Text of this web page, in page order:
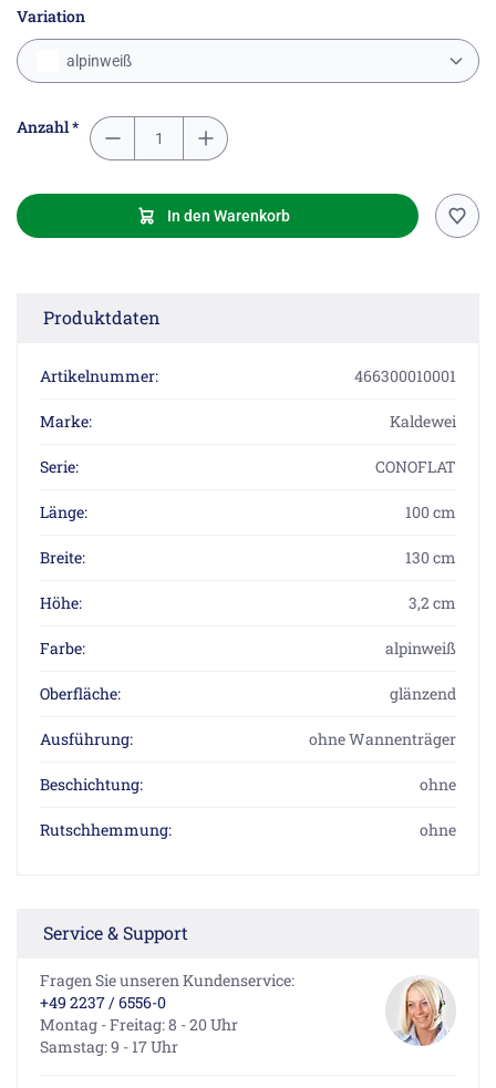
Variation
alpinweiß
Anzahl *
In den Warenkorb
Produktdaten
Artikelnummer: 466300010001
Marke: Kaldewei
Serie: CONOFLAT
Länge: 100 cm
Breite: 130 cm
Höhe: 3,2 cm
Farbe: alpinweiß
Oberfläche: glänzend
Ausführung: ohne Wannenträger
Beschichtung: ohne
Rutschhemmung: ohne
Service & Support
Fragen Sie unseren Kundenservice:
+49 2237 / 6556-0
Montag - Freitag: 8 - 20 Uhr
Samstag: 9 - 17 Uhr